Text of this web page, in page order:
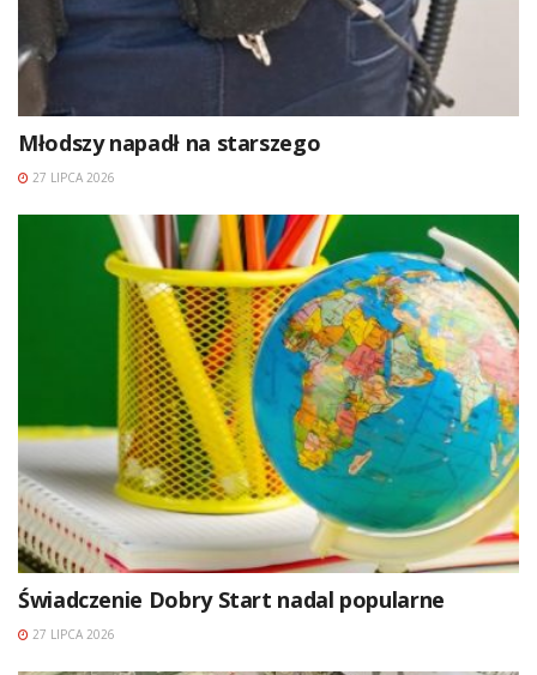
Młodszy napadł na starszego
27 LIPCA 2026
Świadczenie Dobry Start nadal popularne
27 LIPCA 2026